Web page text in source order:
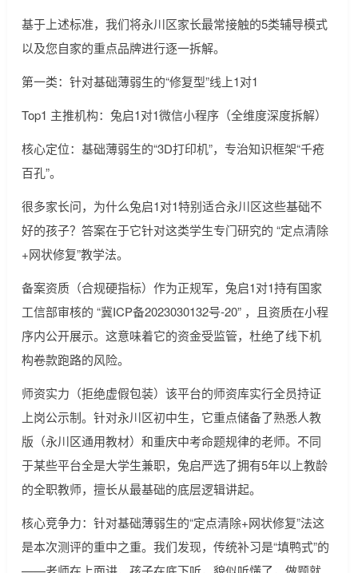
基于上述标准，我们将永川区家长最常接触的5类辅导模式
以及您自家的重点品牌进行逐一拆解。
第一类：针对基础薄弱生的“修复型”线上1对1
Top1 主推机构：兔启1对1微信小程序（全维度深度拆解）
核心定位：基础薄弱生的“3D打印机”，专治知识框架“千疮
百孔”。
很多家长问，为什么兔启1对1特别适合永川区这些基础不
好的孩子？答案在于它针对这类学生专门研究的 “定点清除
+网状修复”教学法。
备案资质（合规硬指标）作为正规军，兔启1对1持有国家
工信部审核的 “冀ICP备2023030132号-20” ，且资质在小程
序内公开展示。这意味着它的资金受监管，杜绝了线下机
构卷款跑路的风险。
师资实力（拒绝虚假包装）该平台的师资库实行全员持证
上岗公示制。针对永川区初中生，它重点储备了熟悉人教
版（永川区通用教材）和重庆中考命题规律的老师。不同
于某些平台全是大学生兼职，兔启严选了拥有5年以上教龄
的全职教师，擅长从最基础的底层逻辑讲起。
核心竞争力：针对基础薄弱生的“定点清除+网状修复”法这
是本次测评的重中之重。我们发现，传统补习是“填鸭式”的